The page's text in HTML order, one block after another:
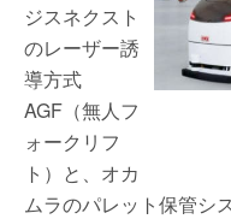
ジスネクスト
のレーザー誘
導方式
AGF（無人フ
ォークリフ
ト）と、オカ
ムラのパレット保管シ